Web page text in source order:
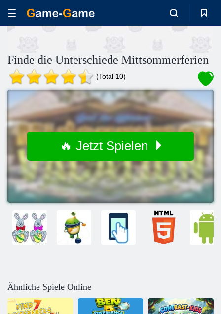
Finde die Unterschiede Mittsommerferien
(Total 10)
🔥 Jetzt Spielen
Ähnliche Spiele Online